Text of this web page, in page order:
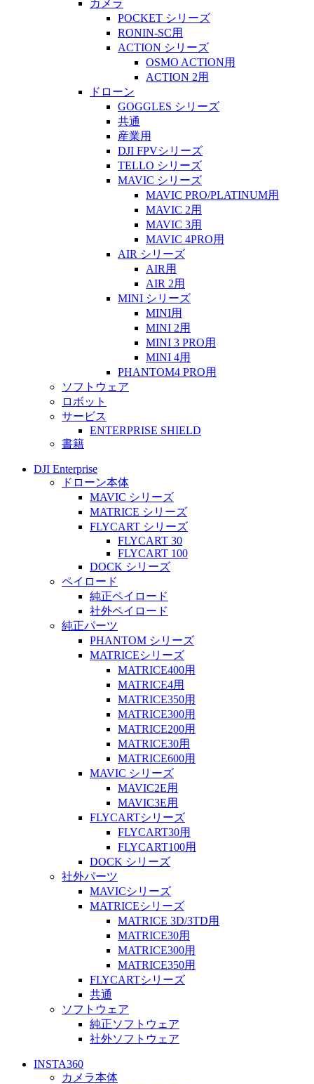
カメラ
POCKET シリーズ
RONIN-SC用
ACTION シリーズ
OSMO ACTION用
ACTION 2用
ドローン
GOGGLES シリーズ
共通
産業用
DJI FPVシリーズ
TELLO シリーズ
MAVIC シリーズ
MAVIC PRO/PLATINUM用
MAVIC 2用
MAVIC 3用
MAVIC 4PRO用
AIR シリーズ
AIR用
AIR 2用
MINI シリーズ
MINI用
MINI 2用
MINI 3 PRO用
MINI 4用
PHANTOM4 PRO用
ソフトウェア
ロボット
サービス
ENTERPRISE SHIELD
書籍
DJI Enterprise
ドローン本体
MAVIC シリーズ
MATRICE シリーズ
FLYCART シリーズ
FLYCART 30
FLYCART 100
DOCK シリーズ
ペイロード
純正ペイロード
社外ペイロード
純正パーツ
PHANTOM シリーズ
MATRICEシリーズ
MATRICE400用
MATRICE4用
MATRICE350用
MATRICE300用
MATRICE200用
MATRICE30用
MATRICE600用
MAVIC シリーズ
MAVIC2E用
MAVIC3E用
FLYCARTシリーズ
FLYCART30用
FLYCART100用
DOCK シリーズ
社外パーツ
MAVICシリーズ
MATRICEシリーズ
MATRICE 3D/3TD用
MATRICE30用
MATRICE300用
MATRICE350用
FLYCARTシリーズ
共通
ソフトウェア
純正ソフトウェア
社外ソフトウェア
INSTA360
カメラ本体